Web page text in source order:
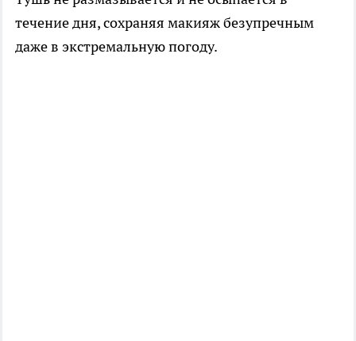
течение дня, сохраняя макияж безупречным
даже в экстремальную погоду.